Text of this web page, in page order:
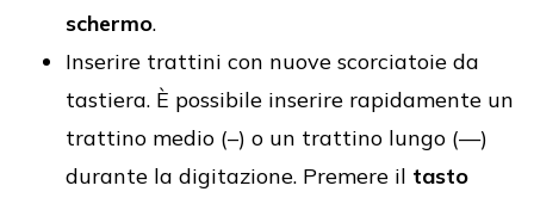
schermo.
Inserire trattini con nuove scorciatoie da
tastiera. È possibile inserire rapidamente un
trattino medio (–) o un trattino lungo (—)
durante la digitazione. Premere il tasto